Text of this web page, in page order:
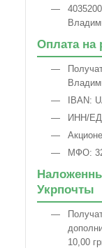
Оплата на
IBAN:
ИНН/
МФО:
Укрпочты
10,00